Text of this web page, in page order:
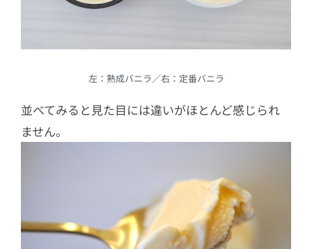
左：熟成バニラ／右：定番バニラ
並べてみると見た目には違いがほとんど感じられ
ません。